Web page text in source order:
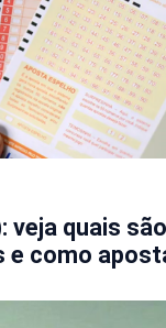
veja quais
e como